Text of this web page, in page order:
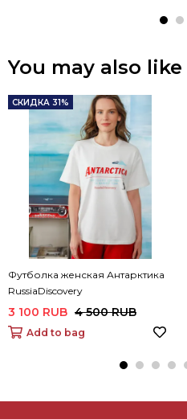
You may also like
СКИДКА 31%
Футболка женская Антарктика
RussiaDiscovery
3 100 RUB 4 500 RUB
Add to bag